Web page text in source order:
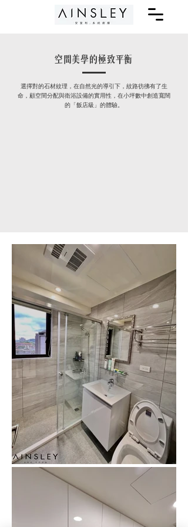
空間美學的極致平衡
選擇對的石材紋理，在自然光的導引下，紋路彷彿有了生
命，顧空間分配與衛浴設備的實用性，在小坪數中創造寬闊
的「飯店級」的體驗。